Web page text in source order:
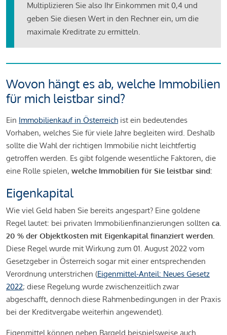
Multiplizieren Sie also Ihr Einkommen mit 0,4 und
geben Sie diesen Wert in den Rechner ein, um die
maximale Kreditrate zu ermitteln.
Wovon hängt es ab, welche Immobilien
für mich leistbar sind?
Ein Immobilienkauf in Österreich ist ein bedeutendes
Vorhaben, welches Sie für viele Jahre begleiten wird. Deshalb
sollte die Wahl der richtigen Immobilie nicht leichtfertig
getroffen werden. Es gibt folgende wesentliche Faktoren, die
eine Rolle spielen, welche Immobilien für Sie leistbar sind:
Eigenkapital
Wie viel Geld haben Sie bereits angespart? Eine goldene
Regel lautet: bei privaten Immobilienfinanzierungen sollten ca.
20 % der Objektkosten mit Eigenkapital finanziert werden.
Diese Regel wurde mit Wirkung zum 01. August 2022 vom
Gesetzgeber in Österreich sogar mit einer entsprechenden
Verordnung unterstrichen (Eigenmittel-Anteil: Neues Gesetz
2022; diese Regelung wurde zwischenzeitlich zwar
abgeschafft, dennoch diese Rahmenbedingungen in der Praxis
bei der Kreditvergabe weiterhin angewendet).
Eigenmittel können neben Bargeld beispielsweise auch